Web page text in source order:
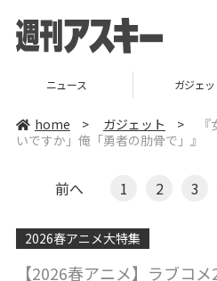
ガジェット ゲ
home > ガジェット >
いですか」俺「勇者の肋骨で」』
前へ 1 2 3
2026春アニメ大特集
【2026春アニメ】ラブコ